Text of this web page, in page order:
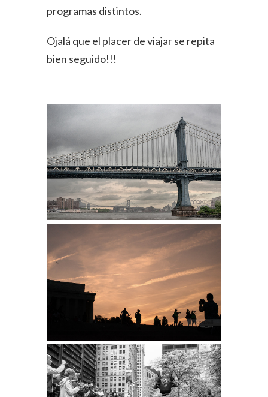
programas distintos.
Ojalá que el placer de viajar se repita
bien seguido!!!